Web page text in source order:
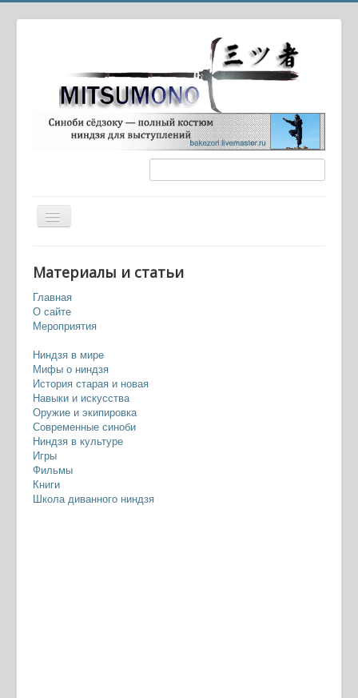
Вы здесь:
Американские художественные фильмы
Черепашки-ниндзя (2014) — Teenage Mutant Ninja
Turtles
Материалы и статьи
Главная
О сайте
Мероприятия
Ниндзя в мире
Мифы о ниндзя
История старая и новая
Навыки и искусства
Оружие и экипировка
Современные синоби
Ниндзя в культуре
Игры
Фильмы
Книги
Школа диванного ниндзя